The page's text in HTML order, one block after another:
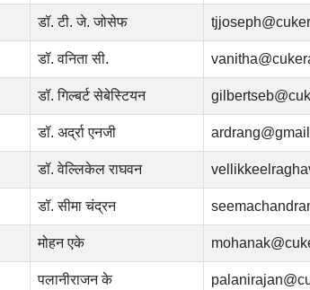
डॉ. टी. जे. जोसेफ
डॉ. वनिता सी.
डॉ. गिल्बर्ट सेबेस्टियन
डॉ. अर्द्रा एनजी
डॉ. वेल्लिकेल राघवन
डॉ. सीमा चंद्रन
मोहन एके
पलानीराजन के